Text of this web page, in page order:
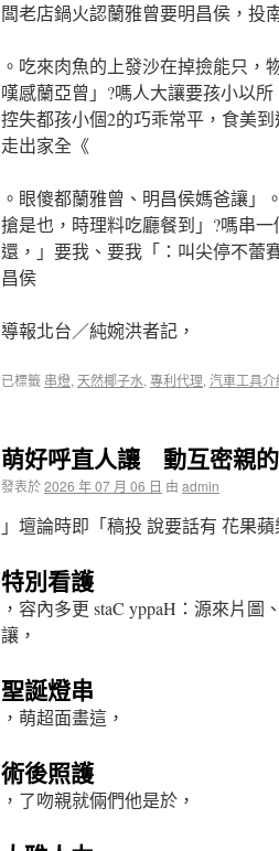
闆老店鍋火認蘭雅曾要明昌侯，投
。吃來肉魚的上發沙在掉撿能只，
嘆感蘭亞曾」?嗎人大讓要孩小以
控失都孩小個2的巧乖常平，食美
走出家全《
。眼傻都蘭雅曾、明昌侯媽爸讓」
搶是也，時理料吃廳餐到」?嗎串
還，」要我、要我「：叫尖停不蕾
昌侯
導報北台／純婉洪者記，
已標籤 串燈, 天然椰子水, 專利代理, 汽車工具介
萌好呼直人讓 動互密親
發表於2026 年 07 月 06 日 由 admin
」壇論時即「稿投 說要話有 花果
特別看護
，容內多更 staC yppaH：源來片
讓，
聖誕燈串
，萌超面畫這，
術後照護
，了吻親就倆們他是於，